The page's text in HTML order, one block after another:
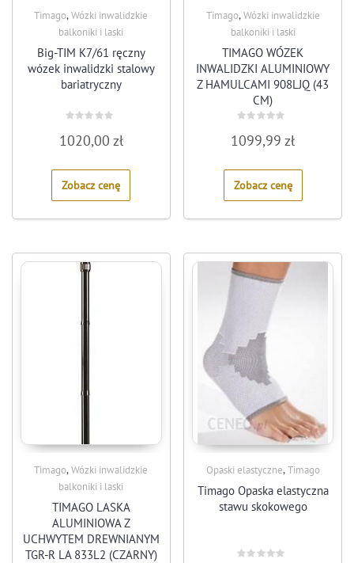
Timago,Wózki inwalidzkie
balkoniki i laski
Big-TIM K7/61 ręczny
wózek inwalidzki stalowy
bariatryczny
0
out
5
1020,00 zł
Zobacz cenę
Timago,Wózki inwalidzkie
balkoniki i laski
TIMAGO WÓZEK
INWALIDZKI ALUMINIOWY
Z HAMULCAMI 908LJQ (43
CM)
0
out
5
1099,99zł
Zobacz cenę
Timago,Wózki inwalidzkie
balkoniki i laski
TIMAGO LASKA
ALUMINIOWA Z
UCHWYTEM DREWNIANYM
TGR-R LA 833L2 (CZARNY)
Opaski elastyczne,Timago
Timago Opaska elastyczna
stawu skokowego